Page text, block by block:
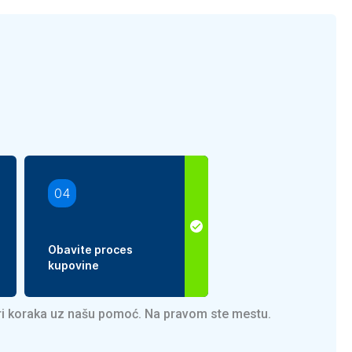
04
Obavite proces
kupovine
uz našu pomoć. Na pravom ste mestu.